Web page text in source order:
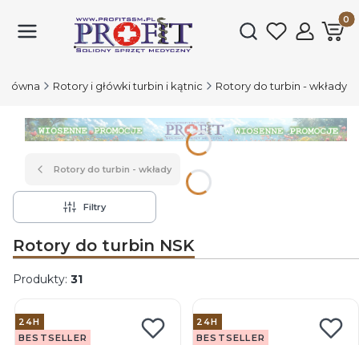
Otwórz
Rotory i główki turbin i kątnic Rotory do turbin - wkłady
Naciśnij Enter lub spację, aby otworzyć stronę.
Rotory do turbin - wkłady
Filtry
Rotory do turbin NSK
Produkty: 31
24H
BESTSELLER
24H
BESTSELLER